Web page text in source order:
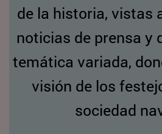
de la historia, vistas
noticias de prensa y
temática variada,
visión de los
sociedad